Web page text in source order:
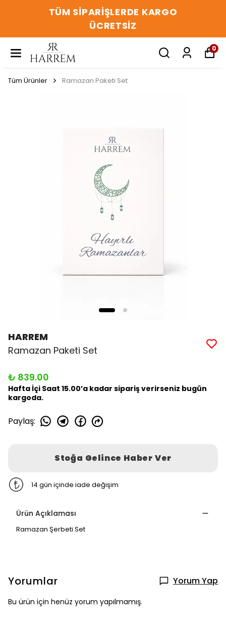
TÜM SIPARIŞLERDE KARGO
ÜCRETSIZ
0
Tüm Ürünler Ramazan Paketi Set
HARREM
Ramazan Paketi Set
₺ 839.00
Hafta İçi Saat 15.00’a kadar sipariş verirseniz bugün
kargoda.
Paylaş:
Stoğa Gelince Haber Ver
14 gün içinde iade değişim
Ürün Açıklaması
Ramazan Şerbeti Set
Yorumlar Yorum Yap
Bu ürün için henüz yorum yapılmamış.